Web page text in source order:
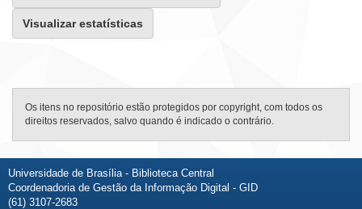
Visualizar estatísticas
Os itens no repositório estão protegidos por copyright, com todos os
direitos reservados, salvo quando é indicado o contrário.
Universidade de Brasília - Biblioteca Central
Coordenadoria de Gestão da Informação Digital - GID
(61) 3107-2683